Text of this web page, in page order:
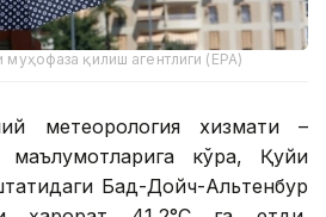
қилиш агентлиги (EPA)
метеорология хизмати –
маълумотларига кўра, Қуйи
Бад-Дойч-Альтенбур